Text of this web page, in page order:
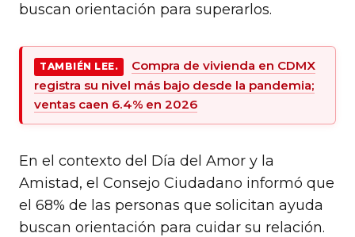
buscan orientación para superarlos.
TAMBIÉN LEE.
Compra de vivienda en CDMX
registra su nivel más bajo desde la pandemia;
ventas caen 6.4% en 2026
En el contexto del Día del Amor y la
Amistad, el Consejo Ciudadano informó que
el 68% de las personas que solicitan ayuda
buscan orientación para cuidar su relación.